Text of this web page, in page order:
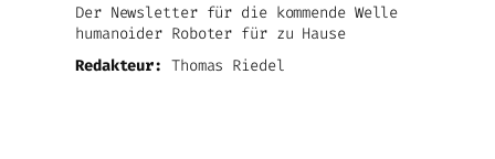
Der Newsletter für die kommende Welle
humanoider Roboter für zu Hause
Redakteur: Thomas Riedel